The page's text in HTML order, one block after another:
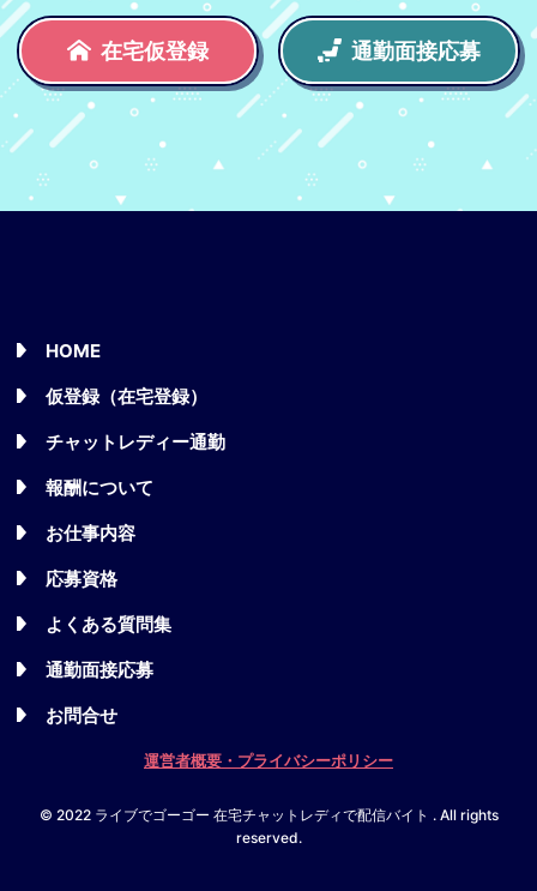
在宅仮登録 通勤面接応募
HOME
仮登録（在宅登録）
チャットレディー通勤
報酬について
お仕事内容
応募資格
よくある質問集
通勤面接応募
お問合せ
運営者概要・プライバシーポリシー
© 2022 ライブでゴーゴー 在宅チャットレディで配信バイト . All rights
reserved.